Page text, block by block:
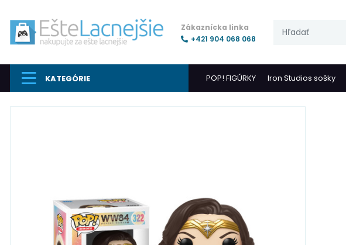
Zákaznícka linka
+421 904 068 068
KATEGÓRIE POP! FIGÚRKY Iron Studios sošky